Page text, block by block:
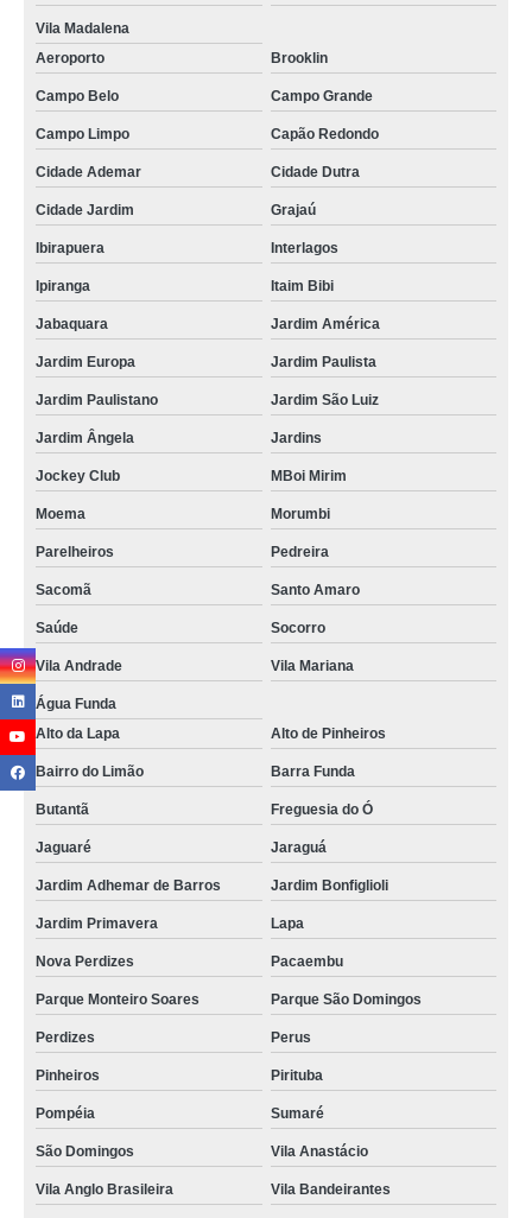
Vila Madalena
Aeroporto
Brooklin
Campo Belo Campo Grande
Campo Limpo Capão Redondo
Cidade Ademar Cidade Dutra
Cidade Jardim Grajaú
Ibirapuera Interlagos
Ipiranga Itaim Bibi
Jabaquara Jardim América
Jardim Europa Jardim Paulista
Jardim Paulistano Jardim São Luiz
Jardim Ângela Jardins
Jockey Club MBoi Mirim
Moema Morumbi
Parelheiros Pedreira
Sacomã Santo Amaro
Saúde Socorro
Vila Andrade Vila Mariana
Água Funda
Alto da Lapa
Alto de Pinheiros
Bairro do Limão Barra Funda
Butantã Freguesia do Ó
Jaguaré Jaraguá
Jardim Adhemar de Barros Jardim Bonfiglioli
Jardim Primavera Lapa
Nova Perdizes Pacaembu
Parque Monteiro Soares Parque São Domingos
Perdizes Perus
Pinheiros Pirituba
Pompéia Sumaré
São Domingos Vila Anastácio
Vila Anglo Brasileira Vila Bandeirantes